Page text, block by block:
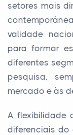
setores mais
validade
para formar
diferentes
pesquisa,
mercado e às
A flexibilidade
diferenciais do